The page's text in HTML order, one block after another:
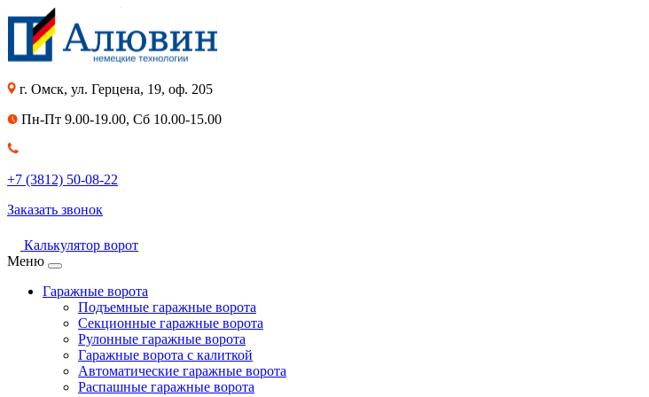
г. Омск, ул. Герцена, 19, оф. 205
Пн-Пт 9.00-19.00, Сб 10.00-15.00
+7 (3812) 50-08-22
Заказать звонок
Калькулятор ворот
Меню
Гаражные ворота
Подъемные гаражные ворота
Секционные гаражные ворота
Рулонные гаражные ворота
Гаражные ворота с калиткой
Автоматические гаражные ворота
Распашные гаражные ворота